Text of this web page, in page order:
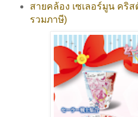
สายคล้อง เซเลอร์มูน คริส
รวมภาษี)